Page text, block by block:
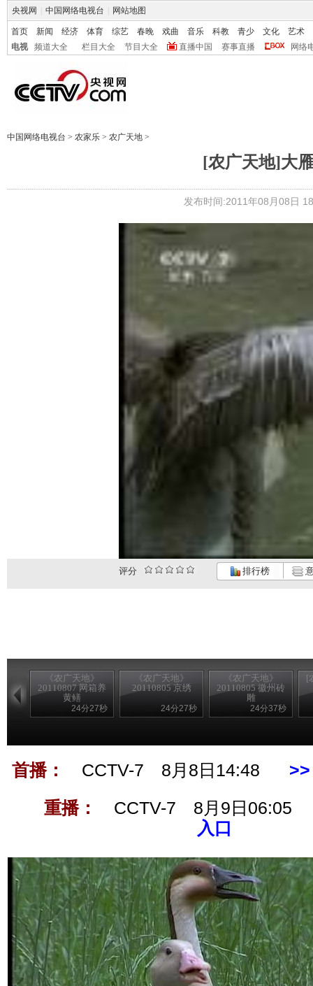
央视网 中国网络电视台 网站地图
首页 新闻 经济 体育 综艺 春晚 戏曲 音乐 科教 青少 文化
艺术
电视
频道大全 栏目大全 节目大全 直播中国 赛事直播 网络
中国网络电视台 > 农家乐 > 农广天地 >
[农广天地]大
发布时间:2011年08月08日
评分 排行榜
《农广天地》
20110807 网箱养
黄鳝
24分27秒
《农广天地》
20110805 京绣
24分27秒
《农广天地》
20110805 徽州砖
雕
24分37秒
[
首播： CCTV-7 8月8日14:48
重播：
CCTV-7 8月9日
入口